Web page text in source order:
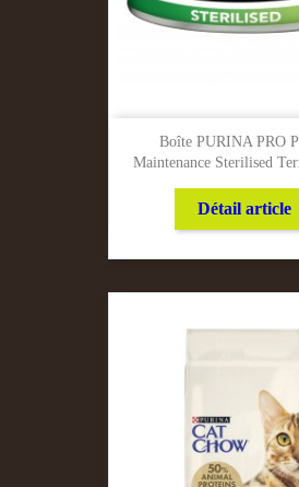
Boîte PURINA PRO
Maintenance Sterilised
Détail article